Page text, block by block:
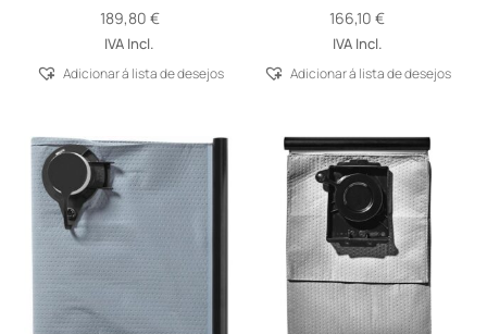
189,80 €
IVA Incl.
Adicionar á lista de desejos
166,10€
IVA Incl.
Adicionar á lista de desejos